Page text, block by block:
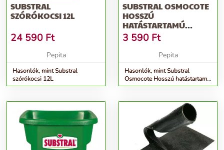
SUBSTRAL
SZÓRÓKOCSI 12L
24 590 Ft
Pepita
Hasonlók, mint Substral
szórókocsi 12L
SUBSTRAL OSMOCOTE
HOSSZÚ
HATÁSTARTAMÚ
TRÁGYA RÓZSÁKHOZ-
ÉS VIRÁGZÓ...
3 590 Ft
Pepita
Hasonlók, mint Substral
Osmocote Hosszú hatástartamú
trágya rózsákhoz-és virágzó...